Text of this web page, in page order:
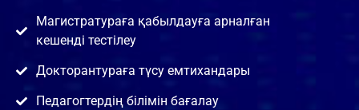
Магистратураға қабылдауға арналған
кешенді тестілеу
Докторантураға түсу емтихандары
Педагогтердің білімін бағалау